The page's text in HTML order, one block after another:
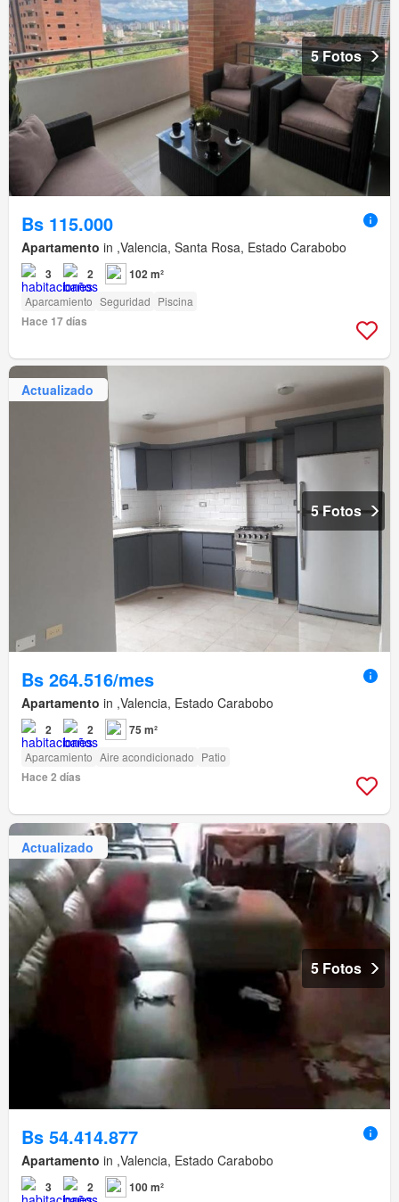
5 Fotos
Bs 115.000
Apartamento in ,Valencia, Santa Rosa, Estado Carabobo
3 2 102 m²
Aparcamiento Seguridad Piscina
Hace 17 días
Actualizado
5 Fotos
Bs 264.516/mes
Apartamento in ,Valencia, Estado Carabobo
2 2 75 m²
Aparcamiento Aire acondicionado Patio
Hace 2 días
Actualizado
5 Fotos
Bs 54.414.877
Apartamento in ,Valencia, Estado Carabobo
3 2 100 m²